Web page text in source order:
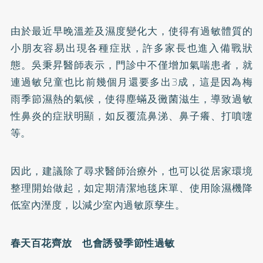
由於最近早晚溫差及濕度變化大，使得有過敏體質的
小朋友容易出現各種症狀，許多家長也進入備戰狀
態。吳秉昇醫師表示，門診中不僅增加氣喘患者，就
連過敏兒童也比前幾個月還要多出3成，這是因為梅
雨季節濕熱的氣候，使得塵蟎及黴菌滋生，導致過敏
性鼻炎的症狀明顯，如反覆流鼻涕、鼻子癢、打噴嚔
等。
因此，建議除了尋求醫師治療外，也可以從居家環境
整理開始做起，如定期清潔地毯床單、使用除濕機降
低室內溼度，以減少室內過敏原孳生。
春天百花齊放 也會誘發季節性過敏